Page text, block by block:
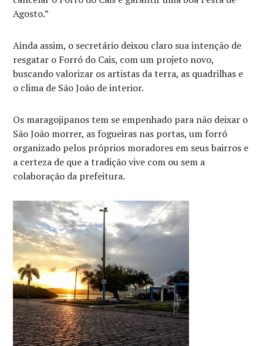
Agosto.”
Ainda assim, o secretário deixou claro sua intenção de
resgatar o Forró do Cais, com um projeto novo,
buscando valorizar os artistas da terra, as quadrilhas e
o clima de São João de interior.
Os maragojipanos tem se empenhado para não deixar o
São João morrer, as fogueiras nas portas, um forró
organizado pelos próprios moradores em seus bairros e
a certeza de que a tradição vive com ou sem a
colaboração da prefeitura.